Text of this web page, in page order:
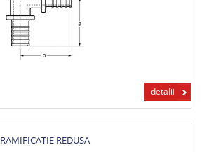
detalii
RAMIFICATIE REDUSA